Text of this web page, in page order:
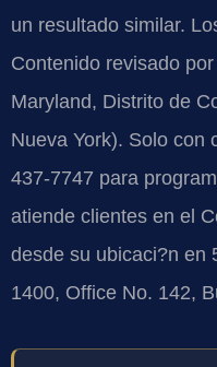
un resultado similar.
Contenido revisado
Maryland, Distrito de
Nueva York). Solo con
437-7747 para
atiende clientes en el
desde su ubicaci?n en
1400, Office No. 142,